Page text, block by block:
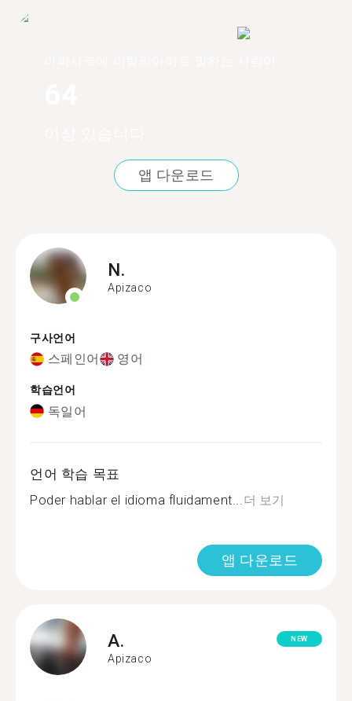
앱 다운로드
N.
Apizaco
구사언어
스페인어 영어
학습언어
독일어
언어 학습 목표
Poder hablar el idioma fluidament... 더 보기
앱 다운로드
A.
Apizaco
NEW